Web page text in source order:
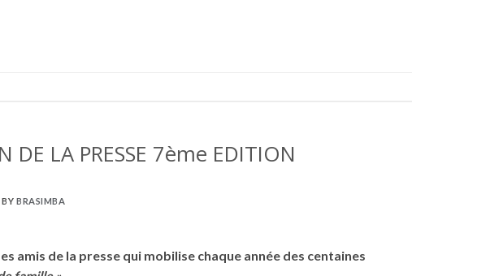
DE LA PRESSE 7ème EDITION
BY BRASIMBA
amis de la presse qui mobilise chaque année des centaines